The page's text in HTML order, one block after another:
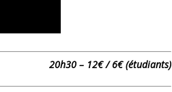
20h30 – 12€ / 6€ (étudiants)